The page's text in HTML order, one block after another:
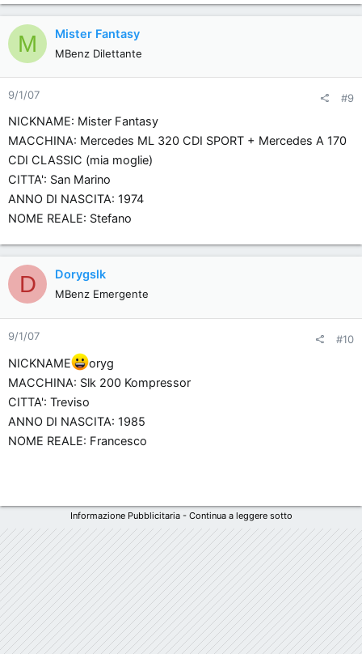
M Mister Fantasy
MBenz Dilettante
9/1/07 #9
NICKNAME: Mister Fantasy
MACCHINA: Mercedes ML 320 CDI SPORT + Mercedes A 170
CDI CLASSIC (mia moglie)
CITTA': San Marino
ANNO DI NASCITA: 1974
NOME REALE: Stefano
D Dorygslk
MBenz Emergente
9/1/07 #10
NICKNAME
oryg
MACCHINA: Slk 200 Kompressor
CITTA': Treviso
ANNO DI NASCITA: 1985
NOME REALE: Francesco
Informazione Pubblicitaria - Continua a leggere sotto